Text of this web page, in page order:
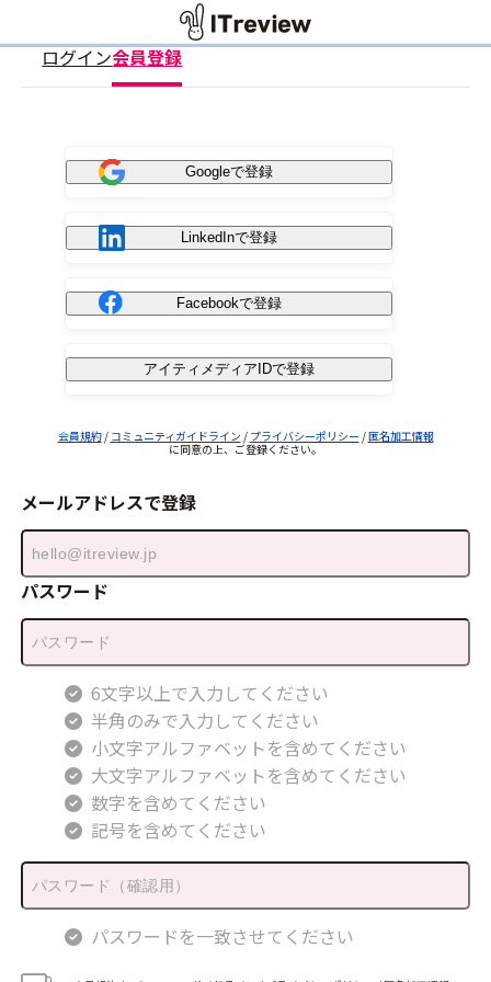
ログイン会員登録
Googleで登録
LinkedInで登録
Facebookで登録
アイティメディアIDで登録
会員規約/ コミュニティガイドライン / プライバシーポリシー /匿名加工情報
に同意の上、ご登録ください。
メールアドレスで登録
パスワード
6文字以上で入力してください
半角のみで入力してください
小文字アルファベットを含めてください
大文字アルファベットを含めてください
数字を含めてください
記号を含めてください
パスワードを一致させてください